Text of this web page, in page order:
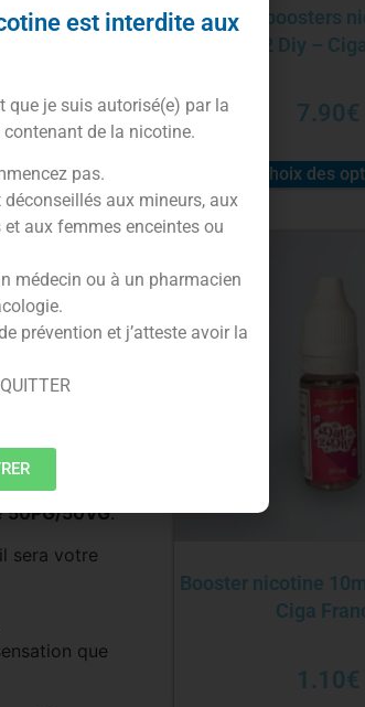
qui se
sentir
plus
de nicotines
50PG/50VG.
sera votre
que
Pack 10 boosters
Day 2 Diy –
7.90€
Choix des
Booster nicotine
Ciga
1.10€
est interdite aux
que je suis autorisé(e) par la
de la nicotine.
pas.
aux mineurs, aux
aux femmes enceintes ou
médecin ou à un pharmacien
prévention et j’atteste avoir la